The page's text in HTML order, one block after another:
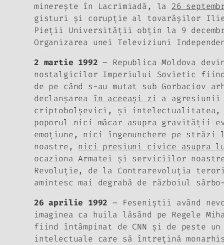
minereşte în Lacrimiadă, la 26
gisturi şi corupţie al tovarăşilor
Pieţii Universităţii obţin la 9
Organizarea unei Televiziuni
2 martie 1992 – Republica Moldova
nostalgicilor Imperiului Sovietic
de pe când s-au mutat sub Gorbaciov
declanşarea
în aceeaşi zi a agresiunii
criptobolşevici, şi intelectualitatea,
poporul nici măcar asupra gravităţii
emoţiune, nici îngenunchere pe străzi
noastre, nici presiuni civice asupra
ocaziona Armatei şi serviciilor
Revoluţie, de la Contrarevoluţia
amintesc mai degrabă de războiul
26 aprilie 1992 – Feseniştii având
imaginea ca huila lăsând pe Regele
fiind întâmpinat de CNN şi de peste
intelectuale care să întreţină